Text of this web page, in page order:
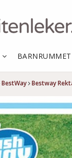
BestWay Bestway
BARNRUMMET